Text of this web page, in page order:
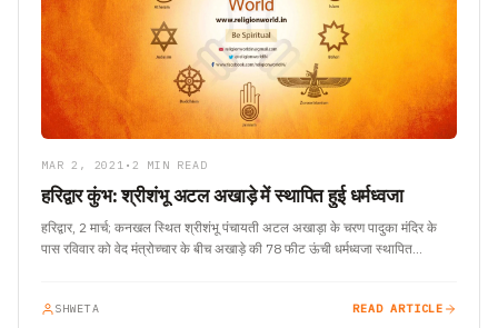
MAR 2, 2021 • 2 MIN READ
हरिद्वार कुंभ: श्रीशंभू अटल अखाड़े में स्थापित हुई धर्मध्वजा
हरिद्वार, 2 मार्च; कनखल स्थित श्रीशंभू पंचायती अटल अखाड़ा के चरण पादुका मंदिर के
पास रविवार को वेद मंत्रोच्चार के बीच अखाड़े की 78 फीट ऊंची धर्मध्वजा स्थापित…
SHWETA READ ARTICLE